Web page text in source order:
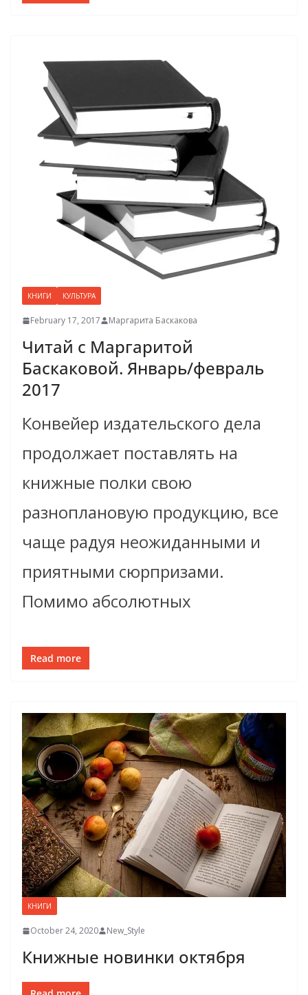
КНИГИ КУЛЬТУРА
February 17, 2017 Маргарита Баскакова
Читай с Маргаритой
Баскаковой. Январь/февраль
2017
Конвейер издательского дела
продолжает поставлять на
книжные полки свою
разноплановую продукцию, все
чаще радуя неожиданными и
приятными сюрпризами.
Помимо абсолютных
Read more
КНИГИ
October 24, 2020 New_Style
Книжные новинки октября